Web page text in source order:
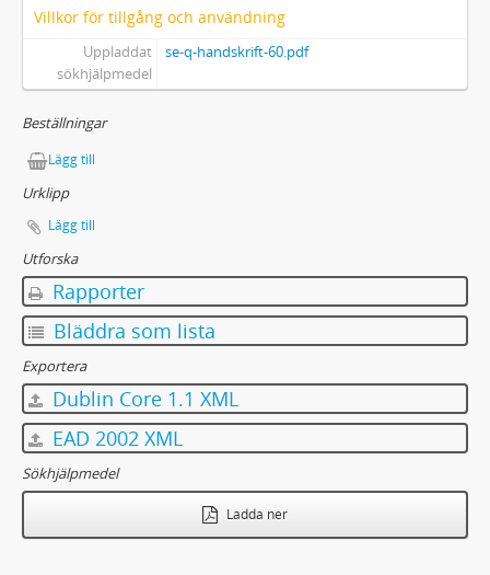
Villkor för tillgång och användning
Uppladdat
sökhjälpmedel
se-q-handskrift-60.pdf
Beställningar
Lägg till
Urklipp
Lägg till
Utforska
Rapporter
Bläddra som lista
Exportera
Dublin Core 1.1 XML
EAD 2002 XML
Sökhjälpmedel
Ladda ner